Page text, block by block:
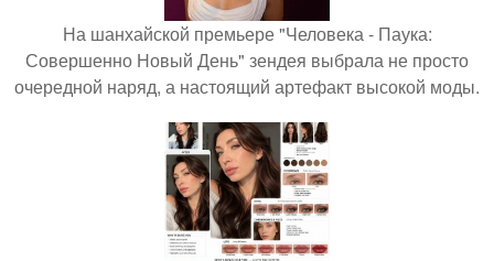
На шанхайской премьере "Человека - Паука:
Совершенно Новый День" зендея выбрала не просто
очередной наряд, а настоящий артефакт высокой моды.